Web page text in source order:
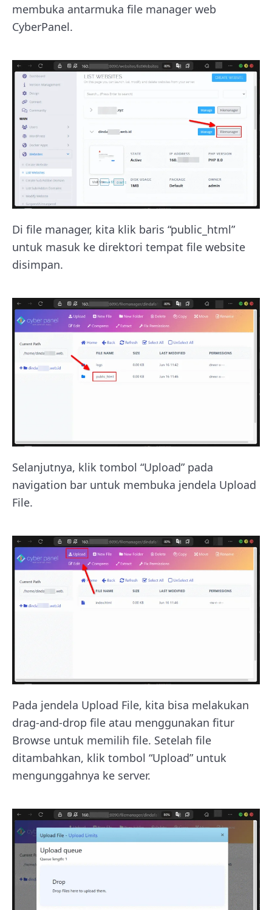
membuka antarmuka file manager web
CyberPanel.
Di file manager, kita klik baris “public_html”
untuk masuk ke direktori tempat file website
disimpan.
Selanjutnya, klik tombol “Upload” pada
navigation bar untuk membuka jendela Upload
File.
Pada jendela Upload File, kita bisa melakukan
drag-and-drop file atau menggunakan fitur
Browse untuk memilih file. Setelah file
ditambahkan, klik tombol “Upload” untuk
mengunggahnya ke server.